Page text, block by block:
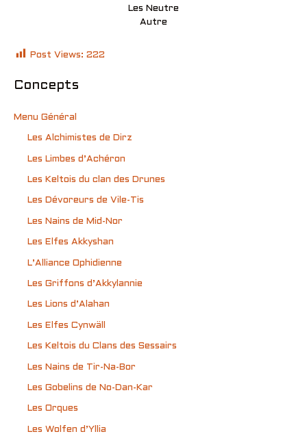
Les Neutre
Autre
Post Views: 222
Concepts
Menu Général
Les Alchimistes de Dirz
Les Limbes d’Achéron
Les Keltois du clan des Drunes
Les Dévoreurs de Vile-Tis
Les Nains de Mid-Nor
Les Elfes Akkyshan
L’Alliance Ophidienne
Les Griffons d’Akkylannie
Les Lions d’Alahan
Les Elfes Cynwäll
Les Keltois du Clans des Sessairs
Les Nains de Tir-Na-Bor
Les Gobelins de No-Dan-Kar
Les Orques
Les Wolfen d’Yllia